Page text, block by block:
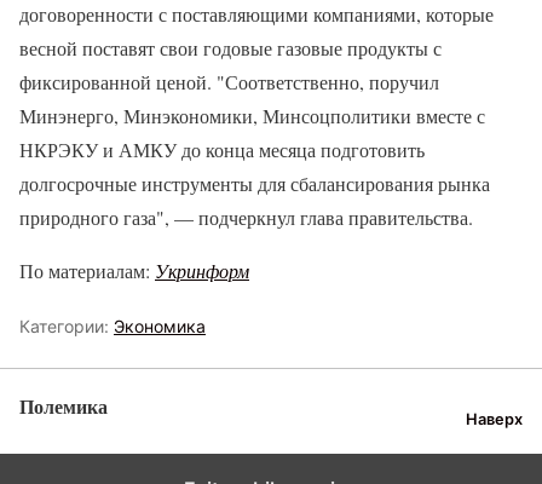
договоренности с поставляющими компаниями, которые
весной поставят свои годовые газовые продукты с
фиксированной ценой. "Соответственно, поручил
Минэнерго, Минэкономики, Минсоцполитики вместе с
НКРЭКУ и АМКУ до конца месяца подготовить
долгосрочные инструменты для сбалансирования рынка
природного газа", — подчеркнул глава правительства.
По материалам: Укринформ
Категории: Экономика
Полемика Наверх